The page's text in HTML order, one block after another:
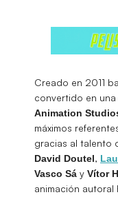
Creado en 2011
convertido en
Animation
máximos
gracias al talento
David Doutel,
Vasco Sá y Vítor
animación autoral